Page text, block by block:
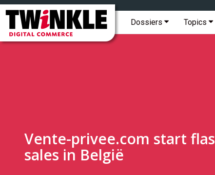
Twinkle
Digital
Commerce
Hoofdmenu
Dossiers Topics
Topmenu
Vente-privee.com start
sales in België